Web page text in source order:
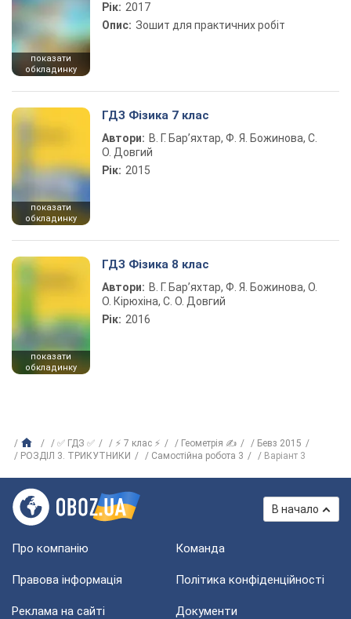
показати
обкладинку
Рік: 2017
Опис: Зошит для практичних робіт
показати
обкладинку
ГДЗ Фізика 7 клас
Автори: В. Г. Бар’яхтар, Ф. Я. Божинова, С.
О. Довгий
Рік: 2015
показати
обкладинку
ГДЗ Фізика 8 клас
Автори: В. Г. Бар’яхтар, Ф. Я. Божинова, О.
О. Кірюхіна, С. О. Довгий
Рік: 2016
✅ ГДЗ ✅ ⚡ 7 клас ⚡ Геометрія ✍
Бевз 2015
РОЗДІЛ 3. ТРИКУТНИКИ
Самостійна робота 3 Варіант 3
В начало
Про компанію Команда
Правова інформація Політика конфіденційності
Реклама на сайті Документи